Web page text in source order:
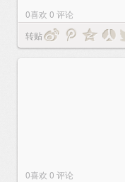
0喜欢 0 评论
转贴
0喜欢 0 评论